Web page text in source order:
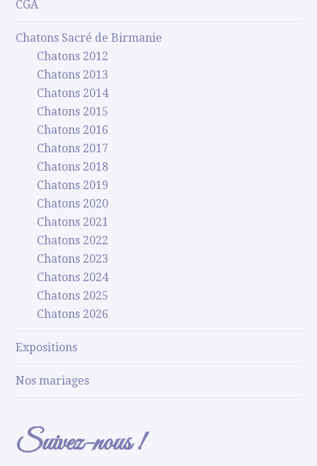
CGA
Chatons Sacré de Birmanie
Chatons 2012
Chatons 2013
Chatons 2014
Chatons 2015
Chatons 2016
Chatons 2017
Chatons 2018
Chatons 2019
Chatons 2020
Chatons 2021
Chatons 2022
Chatons 2023
Chatons 2024
Chatons 2025
Chatons 2026
Expositions
Nos mariages
Suivez-nous !